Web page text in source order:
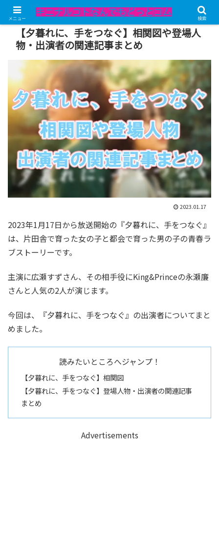
記事内にPRが含まれています。
【夕暮れに、手をつなぐ】相関図や登場人
物・出演者の関連記事まとめ
2023.01.17
2023年1月17日から放送開始の『夕暮れに、手をつなぐ』
は、片田舎で育った女の子と都会で育った男の子の青春ラ
ブストーリーです。
主演に広瀬すずさん、その相手役にKing&Princeの永瀬廉
さんと人気の2人が演じます。
今回は、『夕暮れに、手をつなぐ』の出演者についてまと
めました。
読みたいところへジャンプ！
【夕暮れに、手をつなぐ】相関図
【夕暮れに、手をつなぐ】登場人物・出演者の関連記事
まとめ
Advertisements
メニュー 検索